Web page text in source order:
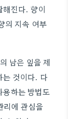
해진다. 향이
의 지속 여부
남은 잎을 제
는 것이다. 다
용하는 방법도
리에 관심을